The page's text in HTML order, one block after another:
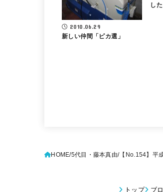
2010.06.29
新しい仲間「ピカ選」
した
HOME 5代目・藤本真由 【No.154】平
トップ ブ